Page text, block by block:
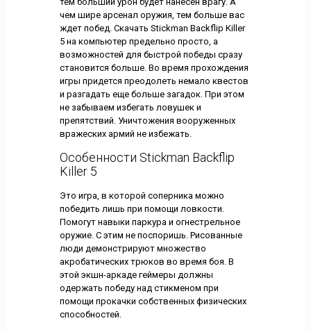
чем шире арсенал оружия, тем больше вас
ждет побед. Скачать Stickman Backflip Killer
5 на компьютер предельно просто, а
возможностей для быстрой победы сразу
становится больше. Во время прохождения
игры придется преодолеть немало квестов
и разгадать еще больше загадок. При этом
не забываем избегать ловушек и
препятствий. Уничтожения вооруженных
вражеских армий не избежать.
Особенности Stickman Backflip
Killer 5
Это игра, в которой соперника можно
победить лишь при помощи ловкости.
Помогут навыки паркура и огнестрельное
оружие. С этим не поспоришь. Рисованные
люди демонстрируют множество
акробатических трюков во время боя. В
этой экшн-аркаде геймеры должны
одержать победу над стикменом при
помощи прокачки собственных физических
способностей.